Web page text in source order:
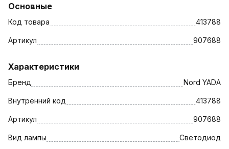
Основные
Код товара 413788
Артикул 907688
Характеристики
Бренд Nord YADA
Внутренний код 413788
Артикул 907688
Вид лампы Светодиод